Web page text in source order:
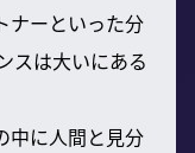
ナーといった分
スは大いにある
中に人間と見分